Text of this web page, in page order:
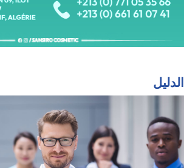
الدليل